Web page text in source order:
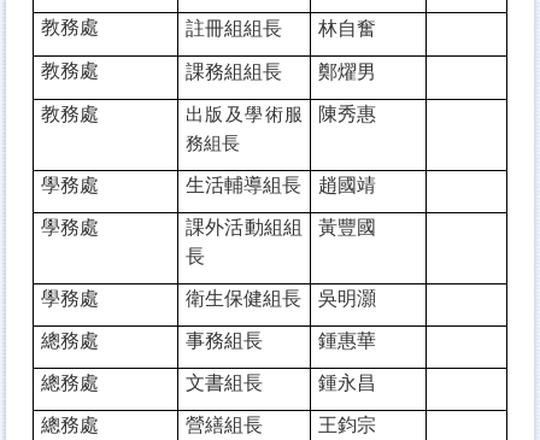
教務處
註冊組組長
林自奮
教務處
課務組組長
鄭燿男
教務處
出版及學術服
務組長
陳秀惠
學務處 生活輔導組長
趙國靖
學務處
課外活動組組
長
黃豐國
學務處 衛生保健組長
吳明灝
總務處
事務組長
鍾惠華
總務處
文書組長
鍾永昌
總務處
營繕組長
王鈞宗